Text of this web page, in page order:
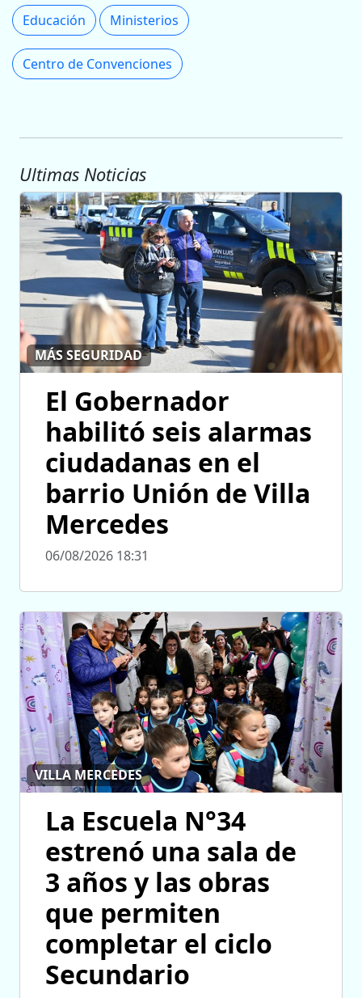
Educación Ministerios
Centro de Convenciones
Ultimas Noticias
MÁS SEGURIDAD
El Gobernador
habilitó seis alarmas
ciudadanas en el
barrio Unión de Villa
Mercedes
06/08/2026 18:31
VILLA MERCEDES
La Escuela N°34
estrenó una sala de
3 años y las obras
que permiten
completar el ciclo
Secundario